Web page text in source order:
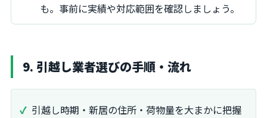
も。事前に実績や対応範囲を確認しましょう。
9. 引越し業者選びの手順・流れ
引越し時期・新居の住所・荷物量を大まかに把握